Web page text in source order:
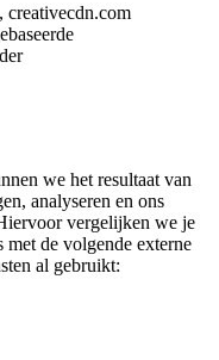
we het resultaat van
analyseren en ons
vergelijken we je
met de volgende externe
al gebruikt: